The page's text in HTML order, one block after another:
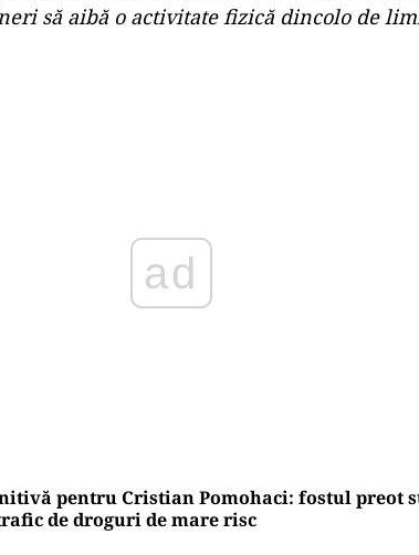
să aibă o activitate fizică dincolo de
pentru Cristian Pomohaci: fostul preot
de droguri de mare risc